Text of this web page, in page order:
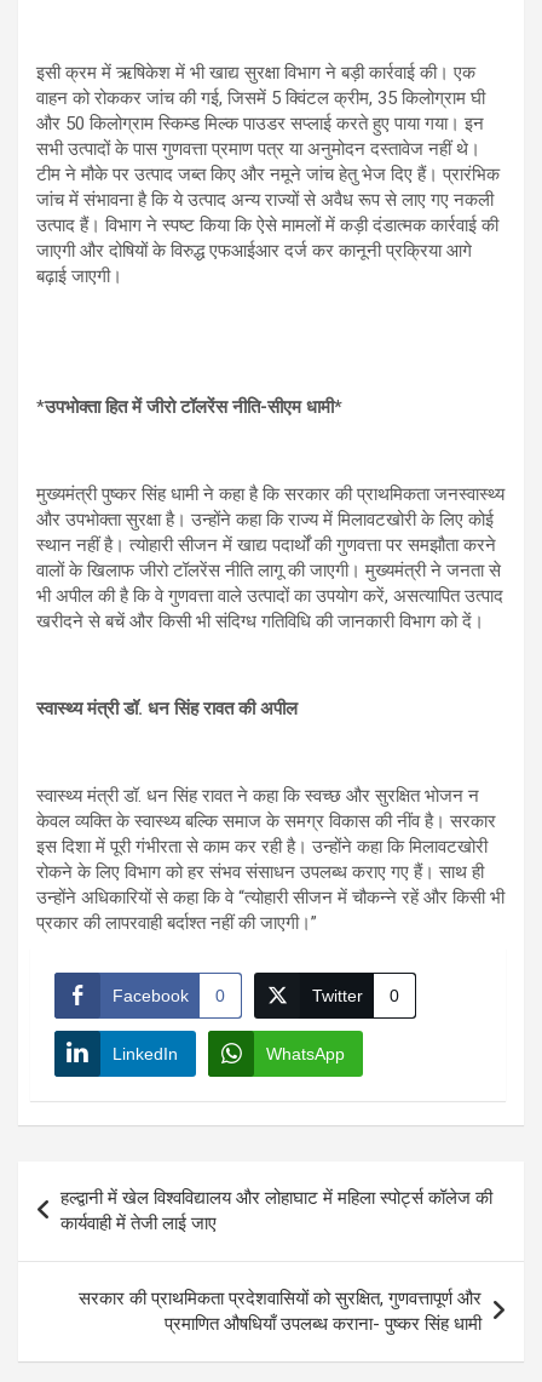
इसी क्रम में ऋषिकेश में भी खाद्य सुरक्षा विभाग ने बड़ी कार्रवाई की। एक
वाहन को रोककर जांच की गई, जिसमें 5 क्विंटल क्रीम, 35 किलोग्राम घी
और 50 किलोग्राम स्किम्ड मिल्क पाउडर सप्लाई करते हुए पाया गया। इन
सभी उत्पादों के पास गुणवत्ता प्रमाण पत्र या अनुमोदन दस्तावेज नहीं थे।
टीम ने मौके पर उत्पाद जब्त किए और नमूने जांच हेतु भेज दिए हैं। प्रारंभिक
जांच में संभावना है कि ये उत्पाद अन्य राज्यों से अवैध रूप से लाए गए नकली
उत्पाद हैं। विभाग ने स्पष्ट किया कि ऐसे मामलों में कड़ी दंडात्मक कार्रवाई की
जाएगी और दोषियों के विरुद्ध एफआईआर दर्ज कर कानूनी प्रक्रिया आगे
बढ़ाई जाएगी।
*उपभोक्ता हित में जीरो टॉलरेंस नीति-सीएम धामी*
मुख्यमंत्री पुष्कर सिंह धामी ने कहा है कि सरकार की प्राथमिकता जनस्वास्थ्य
और उपभोक्ता सुरक्षा है। उन्होंने कहा कि राज्य में मिलावटखोरी के लिए कोई
स्थान नहीं है। त्योहारी सीजन में खाद्य पदार्थों की गुणवत्ता पर समझौता करने
वालों के खिलाफ जीरो टॉलरेंस नीति लागू की जाएगी। मुख्यमंत्री ने जनता से
भी अपील की है कि वे गुणवत्ता वाले उत्पादों का उपयोग करें, असत्यापित उत्पाद
खरीदने से बचें और किसी भी संदिग्ध गतिविधि की जानकारी विभाग को दें।
स्वास्थ्य मंत्री डॉ. धन सिंह रावत की अपील
स्वास्थ्य मंत्री डॉ. धन सिंह रावत ने कहा कि स्वच्छ और सुरक्षित भोजन न
केवल व्यक्ति के स्वास्थ्य बल्कि समाज के समग्र विकास की नींव है। सरकार
इस दिशा में पूरी गंभीरता से काम कर रही है। उन्होंने कहा कि मिलावटखोरी
रोकने के लिए विभाग को हर संभव संसाधन उपलब्ध कराए गए हैं। साथ ही
उन्होंने अधिकारियों से कहा कि वे “त्योहारी सीजन में चौकन्ने रहें और किसी भी
प्रकार की लापरवाही बर्दाश्त नहीं की जाएगी।”
Facebook 0 Twitter 0
LinkedIn WhatsApp
navigation
हल्द्वानी में खेल विश्वविद्यालय और लोहाघाट में महिला स्पोर्ट्स कॉलेज की
कार्यवाही में तेजी लाई जाए
सरकार की प्राथमिकता प्रदेशवासियों को सुरक्षित, गुणवत्तापूर्ण और
प्रमाणित औषधियाँ उपलब्ध कराना- पुष्कर सिंह धामी